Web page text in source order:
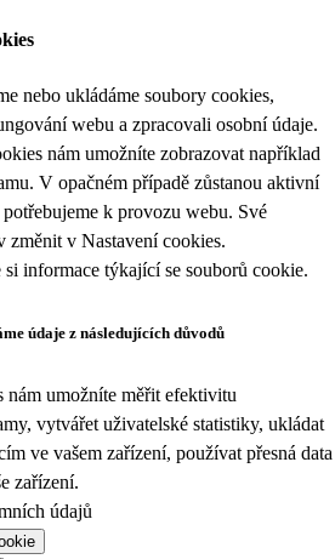
nebo ukládáme soubory cookies,
webu a zpracovali osobní údaje.
nám umožníte zobrazovat například
V opačném případě zůstanou aktivní
k provozu webu. Své
změnit v Nastavení cookies.
si informace týkající se souborů cookie.
údaje z následujících důvodů
nám umožníte měřit efektivitu
vytvářet uživatelské statistiky, ukládat
ve vašem zařízení, používat přesná data
zařízení.
údajů